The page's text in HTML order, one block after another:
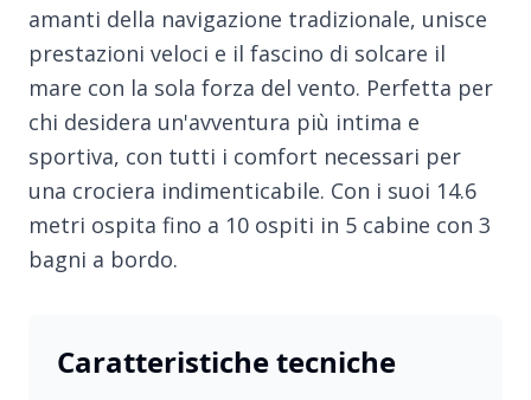
amanti della navigazione tradizionale, unisce
prestazioni veloci e il fascino di solcare il
mare con la sola forza del vento. Perfetta per
chi desidera un'avventura più intima e
sportiva, con tutti i comfort necessari per
una crociera indimenticabile. Con i suoi 14.6
metri ospita fino a 10 ospiti in 5 cabine con 3
bagni a bordo.
Caratteristiche tecniche